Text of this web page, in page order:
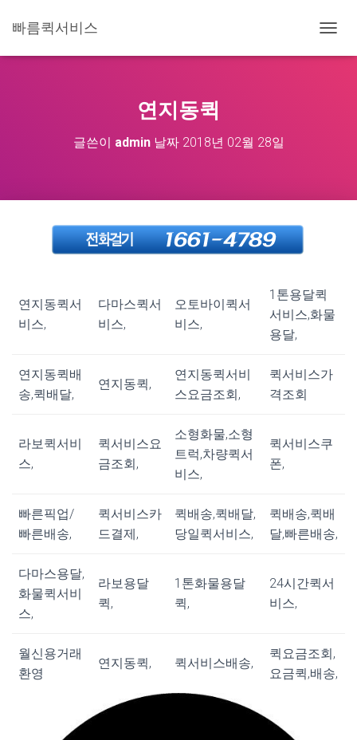
빠름퀵서비스
비
연지동퀵
글쓴이 admin날짜 2018년 02월 28일
연지동퀵서
비스,
다마스퀵서
비스,
오토바이퀵서
비스,
1톤용달퀵
서비스,화물
용달,
연지동퀵배
송,퀵배달,
연지동퀵,
연지동퀵서비
스요금조회,
퀵서비스가
격조회
라보퀵서비
스,
퀵서비스요
금조회,
소형화물,소형
트럭,차량퀵서
비스,
퀵서비스쿠
폰,
빠른픽업/
빠른배송,
퀵서비스카
드결제,
퀵배송,퀵배달,
당일퀵서비스,
퀵배송,퀵배
달,빠른배송,
다마스용달,
화물퀵서비
스,
라보용달
퀵,
1톤화물용달
퀵,
24시간퀵서
비스,
월신용거래
환영
연지동퀵, 퀵서비스배송,
퀵요금조회,
요금퀵,배송,